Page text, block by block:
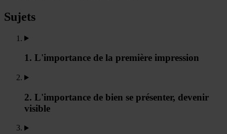
Sujets
1. L'importance de la première impression
2. L'importance de bien se présenter, devenir
visible